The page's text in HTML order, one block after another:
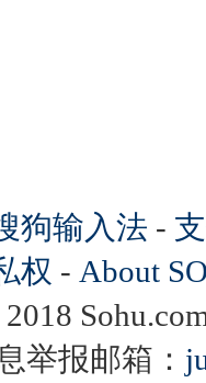
狗输入法 -
权 - About
2018
举报邮箱：